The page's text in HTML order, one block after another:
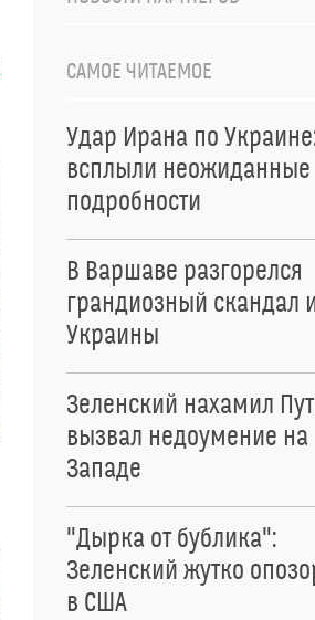
САМОЕ ЧИТАЕМОЕ
Удар Ирана по
всплыли неожиданные
подробности
В Варшаве разгорелся
грандиозный скандал
Украины
Зеленский нахамил
вызвал недоумение на
Западе
"Дырка от бублика":
Зеленский жутко
в США